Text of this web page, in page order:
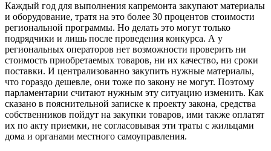
Каждый год для выполнения капремонта закупают материалы
и оборудование, тратя на это более 30 процентов стоимости
региональной программы. Но делать это могут только
подрядчики и лишь после проведения конкурса. А у
региональных операторов нет возможности проверить ни
стоимость приобретаемых товаров, ни их качество, ни сроки
поставки. И централизованно закупить нужные материалы,
что гораздо дешевле, они тоже по закону не могут. Поэтому
парламентарии считают нужным эту ситуацию изменить. Как
сказано в пояснительной записке к проекту закона, средства
собственников пойдут на закупки товаров, ими также оплатят
их по акту приемки, не согласовывая эти траты с жильцами
дома и органами местного самоуправления.